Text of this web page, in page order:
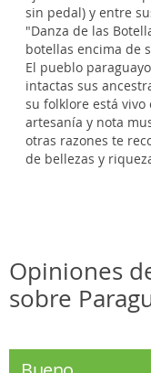
sin pedal) y entre
"Danza de las
botellas encima de
El pueblo
intactas sus
su folklore está vivo
artesanía y nota
otras razones te
de bellezas y
Opiniones
sobre